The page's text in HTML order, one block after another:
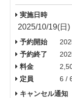
実施日時
2025/10/19(日
予約開始
予約終了
料金
定員
6 /
キャンセル通知